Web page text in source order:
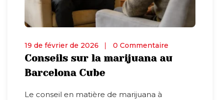
19 de février de 2026 0 Commentaire
Conseils sur la marijuana au
Barcelona Cube
Le conseil en matière de marijuana à